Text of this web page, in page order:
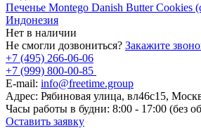
Печенье Montego Danish Butter Cookies
Индонезия
Нет в наличии
Не смогли дозвониться? Закажите
+7 (495) 266-06-06
+7 (999) 800-00-85
E-mail: info@freetime.group
Адрес: Рябиновая улица, вл46с15,
Часы работы в будни: 8:00 - 17:00 (без
Оставить заявку